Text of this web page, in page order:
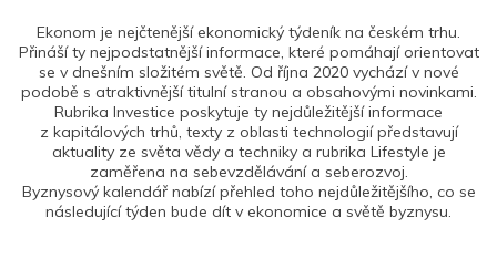
Ekonom je nejčtenější ekonomický týdeník na českém trhu.
Přináší ty nejpodstatnější informace, které pomáhají orientovat
se v dnešním složitém světě. Od října 2020 vychází v nové
podobě s atraktivnější titulní stranou a obsahovými novinkami.
Rubrika Investice poskytuje ty nejdůležitější informace
z kapitálových trhů, texty z oblasti technologií představují
aktuality ze světa vědy a techniky a rubrika Lifestyle je
zaměřena na sebevzdělávání a seberozvoj.
Byznysový kalendář nabízí přehled toho nejdůležitějšího, co se
následující týden bude dít v ekonomice a světě byznysu.